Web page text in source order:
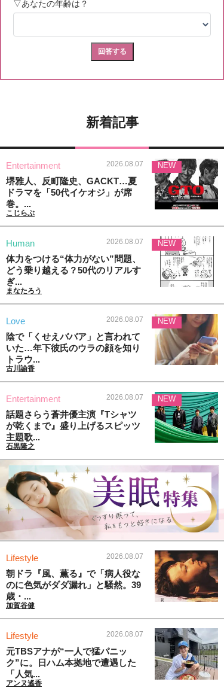
新着記事
Entertainment 2026.08.07
堺雅人、反町隆史、GACKT…夏
ドラマを「50代イケオジ」が席
巻。...
こじらぶ
NEW
Human 2026.08.07
体力をつける“体力がない”問題、
どう乗り越える？50代のリアルす
ぎ...
まなたろう
NEW
Love 2026.08.07
陰で「くせえババア」と言われて
いた…年下彼氏のウラの顔を知り
トラウ...
古川諭香
NEW
Entertainment 2026.08.07
話題さらう蒼井優主演『Tシャツ
が乾くまで』盛り上げるスピッツ
主題歌...
石黒隆之
NEW
Lifestyle 2026.08.07
朝ドラ『風、薫る』で「病人役な
のに色気がダダ漏れ」と騒然。39
歳・...
加賀谷健
Lifestyle 2026.08.07
元TBSアナが“一人で猛パニッ
ク”に。日ハム本拠地で遭遇した
「人気...
アンヌ遙香